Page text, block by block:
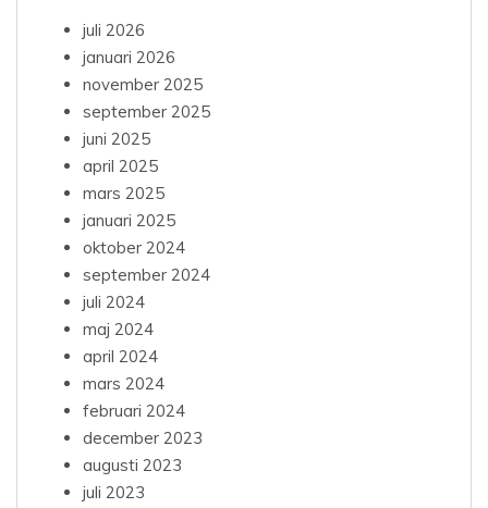
juli 2026
januari 2026
november 2025
september 2025
juni 2025
april 2025
mars 2025
januari 2025
oktober 2024
september 2024
juli 2024
maj 2024
april 2024
mars 2024
februari 2024
december 2023
augusti 2023
juli 2023